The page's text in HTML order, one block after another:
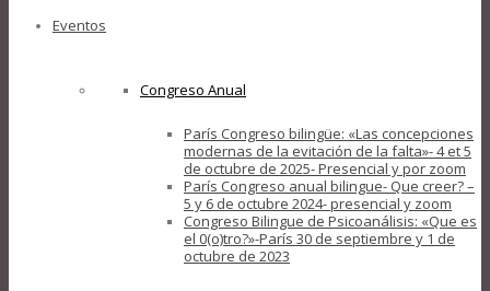
Eventos
Congreso Anual
París Congreso bilingüe: «Las concepciones
modernas de la evitación de la falta»- 4 et 5
de octubre de 2025- Presencial y por zoom
París Congreso anual bilingue- Que creer? –
5 y 6 de octubre 2024- presencial y zoom
Congreso Bilingue de Psicoanálisis: «Que es
el 0(o)tro?»-París 30 de septiembre y 1 de
octubre de 2023